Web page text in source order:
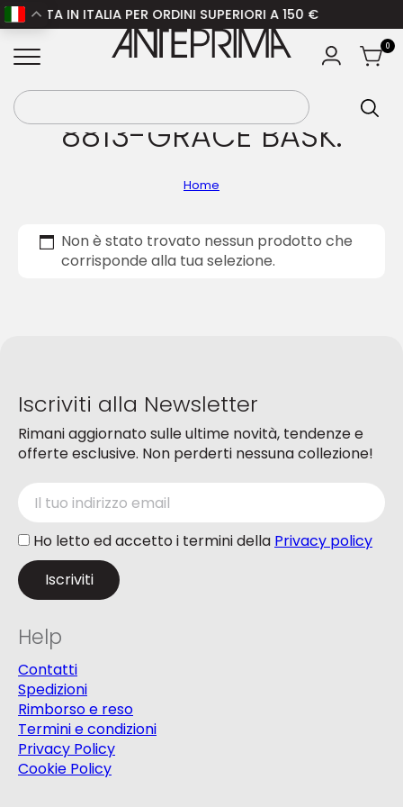
IN ITALIA PER ORDINI SUPERIORI A 150 €
0
8813-GRACE BASK.
Home
Non è stato trovato nessun prodotto che
corrisponde alla tua selezione.
Iscriviti alla Newsletter
Rimani aggiornato sulle ultime novità, tendenze e
offerte esclusive. Non perderti nessuna collezione!
Ho letto ed accetto i termini della Privacy policy
Help
Contatti
Spedizioni
Rimborso e reso
Termini e condizioni
Privacy Policy
Cookie Policy